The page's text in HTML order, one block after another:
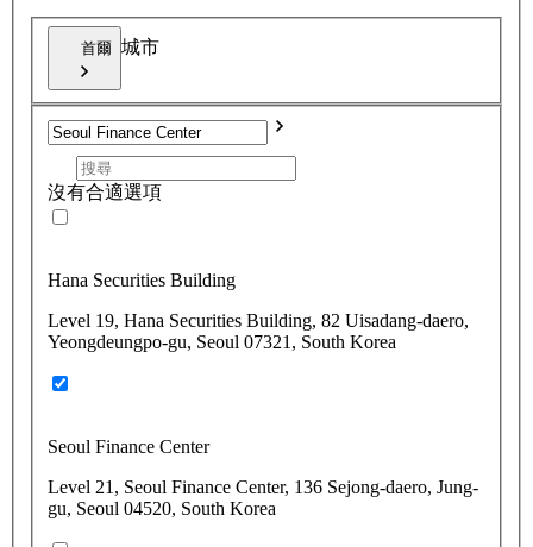
首爾 城市
沒有合適選項
Hana Securities Building
Level 19, Hana Securities Building, 82 Uisadang-daero,
Yeongdeungpo-gu, Seoul 07321, South Korea
Seoul Finance Center
Level 21, Seoul Finance Center, 136 Sejong-daero, Jung-
gu, Seoul 04520, South Korea